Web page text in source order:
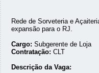
Rede de Sorveteria e
expansão para o RJ.
Cargo: Subgerente de Loja
Contratação: CLT
Descrição da Vaga: